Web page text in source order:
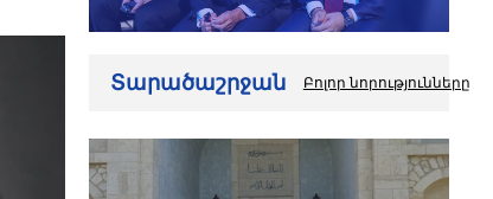
Տարածաշրջան Բոլոր նորությունները